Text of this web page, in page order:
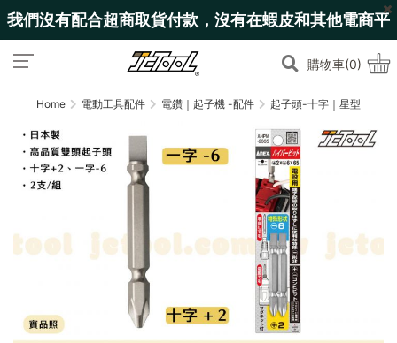
我們沒有配合超商取貨付款，沒有在蝦皮和其他電商平
台上架! 購物車(0)
Home 電動工具配件 電鑽｜起子機 -配件 起子頭-十字｜星型